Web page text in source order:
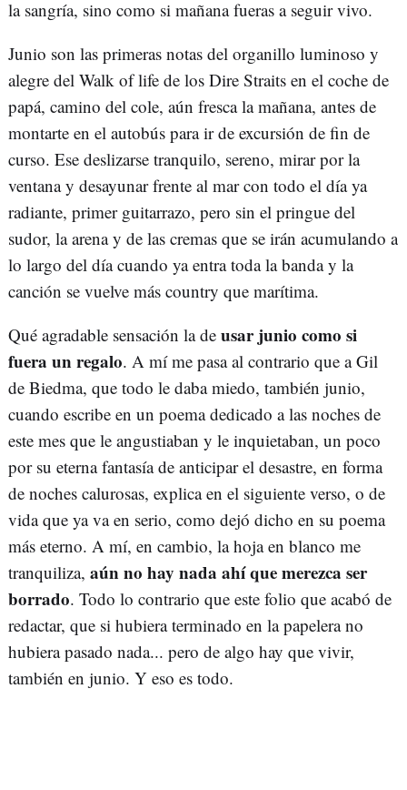
la sangría, sino como si mañana fueras a seguir vivo.
Junio son las primeras notas del organillo luminoso y
alegre del Walk of life de los Dire Straits en el coche de
papá, camino del cole, aún fresca la mañana, antes de
montarte en el autobús para ir de excursión de fin de
curso. Ese deslizarse tranquilo, sereno, mirar por la
ventana y desayunar frente al mar con todo el día ya
radiante, primer guitarrazo, pero sin el pringue del
sudor, la arena y de las cremas que se irán acumulando a
lo largo del día cuando ya entra toda la banda y la
canción se vuelve más country que marítima.
Qué agradable sensación la de usar junio como si
fuera un regalo. A mí me pasa al contrario que a Gil
de Biedma, que todo le daba miedo, también junio,
cuando escribe en un poema dedicado a las noches de
este mes que le angustiaban y le inquietaban, un poco
por su eterna fantasía de anticipar el desastre, en forma
de noches calurosas, explica en el siguiente verso, o de
vida que ya va en serio, como dejó dicho en su poema
más eterno. A mí, en cambio, la hoja en blanco me
tranquiliza, aún no hay nada ahí que merezca ser
borrado. Todo lo contrario que este folio que acabó de
redactar, que si hubiera terminado en la papelera no
hubiera pasado nada... pero de algo hay que vivir,
también en junio. Y eso es todo.